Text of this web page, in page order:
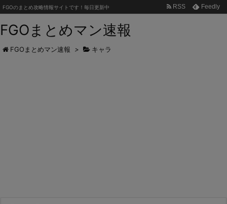
FGOまとめマン速報
FGOのまとめ攻略情報サイトです！毎日更新中 RSS Feedly
FGOまとめマン速報 > キャラ